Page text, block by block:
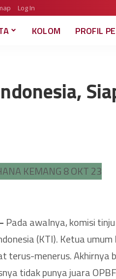
Log In
KOLOM PROFIL
Pada awalnya, komisi
(KTI). Ketua
terus-menerus. Akhirnya
tidak punya juara